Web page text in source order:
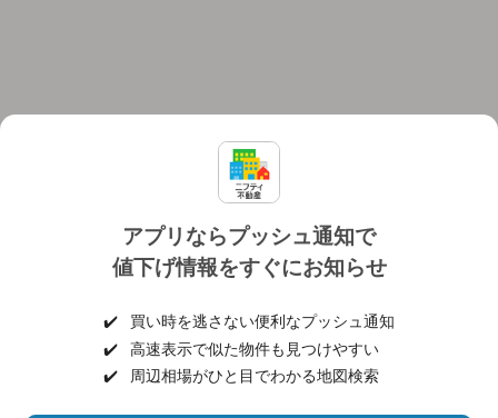
アプリならプッシュ通知で
値下げ情報をすぐにお知らせ
✔️
買い時を逃さない便利なプッシュ通知
✔️
高速表示で似た物件も見つけやすい
✔️
周辺相場がひと目でわかる地図検索
個人情報保護ポリシー 利用規約
ヘルプ・お問い合わせ 採用情報